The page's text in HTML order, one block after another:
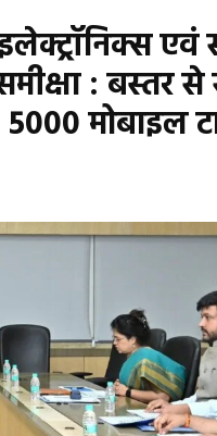
एवं
: बस्तर
मोबाइल